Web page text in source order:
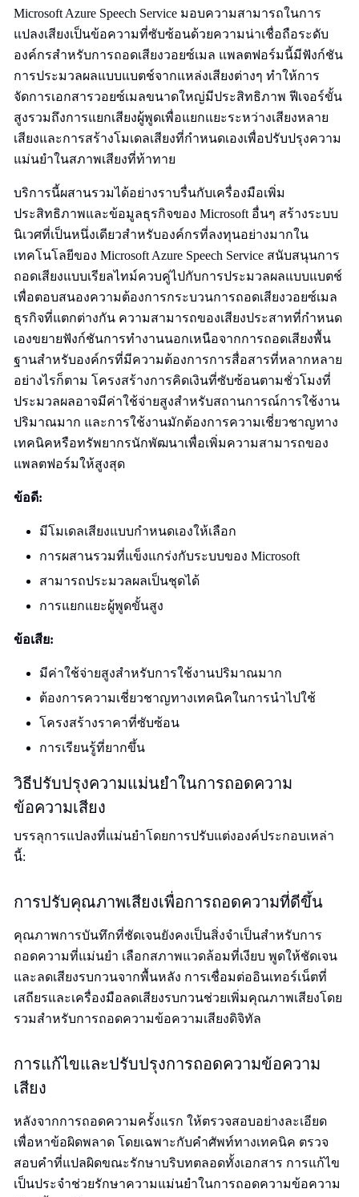
Microsoft Azure Speech Service มอบความสามารถในการ
แปลงเสียงเป็นข้อความที่ซับซ้อนด้วยความน่าเชื่อถือระดับ
องค์กรสำหรับการถอดเสียงวอยซ์เมล แพลตฟอร์มนี้มีฟังก์ชัน
การประมวลผลแบบแบตช์จากแหล่งเสียงต่างๆ ทำให้การ
จัดการเอกสารวอยซ์เมลขนาดใหญ่มีประสิทธิภาพ ฟีเจอร์ขั้น
สูงรวมถึงการแยกเสียงผู้พูดเพื่อแยกแยะระหว่างเสียงหลาย
เสียงและการสร้างโมเดลเสียงที่กำหนดเองเพื่อปรับปรุงความ
แม่นยำในสภาพเสียงที่ท้าทาย
บริการนี้ผสานรวมได้อย่างราบรื่นกับเครื่องมือเพิ่ม
ประสิทธิภาพและข้อมูลธุรกิจของ Microsoft อื่นๆ สร้างระบบ
นิเวศที่เป็นหนึ่งเดียวสำหรับองค์กรที่ลงทุนอย่างมากใน
เทคโนโลยีของ Microsoft Azure Speech Service สนับสนุนการ
ถอดเสียงแบบเรียลไทม์ควบคู่ไปกับการประมวลผลแบบแบตช์
เพื่อตอบสนองความต้องการกระบวนการถอดเสียงวอยซ์เมล
ธุรกิจที่แตกต่างกัน ความสามารถของเสียงประสาทที่กำหนด
เองขยายฟังก์ชันการทำงานนอกเหนือจากการถอดเสียงพื้น
ฐานสำหรับองค์กรที่มีความต้องการการสื่อสารที่หลากหลาย
อย่างไรก็ตาม โครงสร้างการคิดเงินที่ซับซ้อนตามชั่วโมงที่
ประมวลผลอาจมีค่าใช้จ่ายสูงสำหรับสถานการณ์การใช้งาน
ปริมาณมาก และการใช้งานมักต้องการความเชี่ยวชาญทาง
เทคนิคหรือทรัพยากรนักพัฒนาเพื่อเพิ่มความสามารถของ
แพลตฟอร์มให้สูงสุด
ข้อดี:
มีโมเดลเสียงแบบกำหนดเองให้เลือก
การผสานรวมที่แข็งแกร่งกับระบบของ Microsoft
สามารถประมวลผลเป็นชุดได้
การแยกแยะผู้พูดขั้นสูง
ข้อเสีย:
มีค่าใช้จ่ายสูงสำหรับการใช้งานปริมาณมาก
ต้องการความเชี่ยวชาญทางเทคนิคในการนำไปใช้
โครงสร้างราคาที่ซับซ้อน
การเรียนรู้ที่ยากขึ้น
วิธีปรับปรุงความแม่นยำในการถอดความ
ข้อความเสียง
บรรลุการแปลงที่แม่นยำโดยการปรับแต่งองค์ประกอบเหล่า
นี้:
การปรับคุณภาพเสียงเพื่อการถอดความที่ดีขึ้น
คุณภาพการบันทึกที่ชัดเจนยังคงเป็นสิ่งจำเป็นสำหรับการ
ถอดความที่แม่นยำ เลือกสภาพแวดล้อมที่เงียบ พูดให้ชัดเจน
และลดเสียงรบกวนจากพื้นหลัง การเชื่อมต่ออินเทอร์เน็ตที่
เสถียรและเครื่องมือลดเสียงรบกวนช่วยเพิ่มคุณภาพเสียงโดย
รวมสำหรับการถอดความข้อความเสียงดิจิทัล
การแก้ไขและปรับปรุงการถอดความข้อความ
เสียง
หลังจากการถอดความครั้งแรก ให้ตรวจสอบอย่างละเอียด
เพื่อหาข้อผิดพลาด โดยเฉพาะกับคำศัพท์ทางเทคนิค ตรวจ
สอบคำที่แปลผิดขณะรักษาบริบทตลอดทั้งเอกสาร การแก้ไข
เป็นประจำช่วยรักษาความแม่นยำในการถอดความข้อความ